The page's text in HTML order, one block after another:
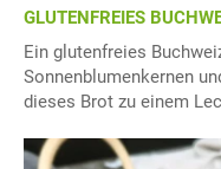
GLUTENFREIES
Ein glutenfreies
Sonnenblumenkernen
dieses Brot zu einem